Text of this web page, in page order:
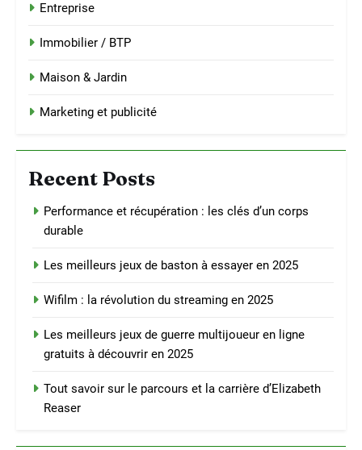
Entreprise
Immobilier / BTP
Maison & Jardin
Marketing et publicité
Recent Posts
Performance et récupération : les clés d’un corps
durable
Les meilleurs jeux de baston à essayer en 2025
Wifilm : la révolution du streaming en 2025
Les meilleurs jeux de guerre multijoueur en ligne
gratuits à découvrir en 2025
Tout savoir sur le parcours et la carrière d’Elizabeth
Reaser